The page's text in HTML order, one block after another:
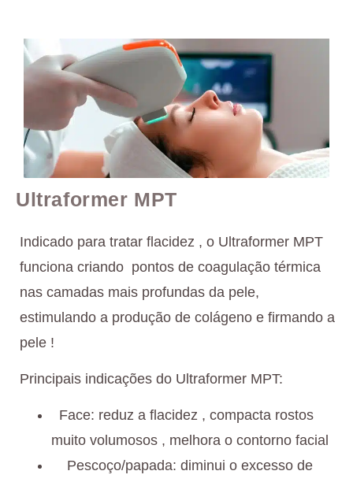
Ultraformer MPT
Indicado para tratar flacidez , o Ultraformer MPT
funciona criando pontos de coagulação térmica
nas camadas mais profundas da pele,
estimulando a produção de colágeno e firmando a
pele !
Principais indicações do Ultraformer MPT:
Face: reduz a flacidez , compacta rostos
muito volumosos , melhora o contorno facial
Pescoço/papada: diminui o excesso de